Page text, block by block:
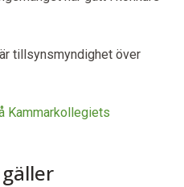
tillsynsmyndighet över
Kammarkollegiets